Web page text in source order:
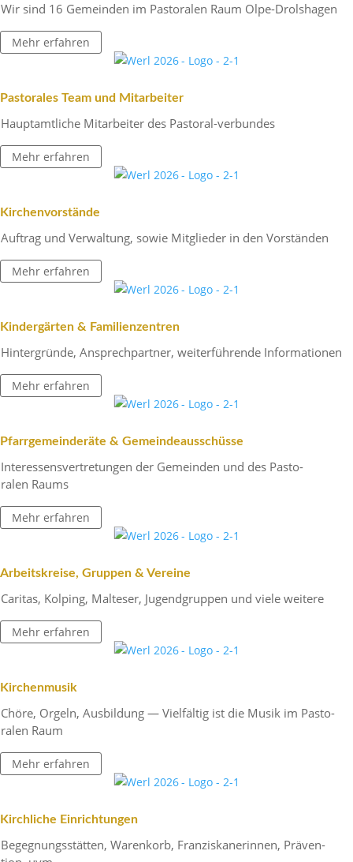
Wir sind 16 Gemeinden im Pasto­ralen Raum Olpe-Drolshagen
Mehr erfahren
Pasto­rales Team und Mitarbeiter
Haupt­amt­liche Mitar­beiter des Pastoral-verbundes
Mehr erfahren
Kirchen­vor­stände
Auftrag und Verwal­tung, sowie Mitglieder in den Vorständen
Mehr erfahren
Kinder­gärten & Familienzentren
Hinter­gründe, Ansprech­partner, weiter­füh­rende Informationen
Mehr erfahren
Pfarr­ge­mein­de­räte & Gemeindeausschüsse
Inter­es­sens­ver­tre­tungen der Gemeinden und des Pasto­
ralen Raums
Mehr erfahren
Arbeits­kreise, Gruppen & Vereine
Caritas, Kolping, Malteser, Jugend­gruppen und viele weitere
Mehr erfahren
Kirchen­musik
Chöre, Orgeln, Ausbil­dung — Viel­fältig ist die Musik im Pasto­
ralen Raum
Mehr erfahren
Kirch­liche Einrichtungen
Begeg­nungs­stätten, Waren­korb, Fran­zis­ka­ne­rinnen, Präven­